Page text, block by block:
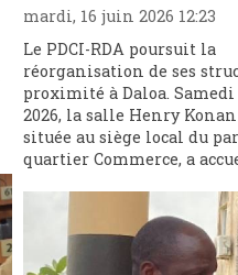
mardi, 16 juin 2026 12:23
Le PDCI-RDA poursuit la
réorganisation de ses
proximité à Daloa.
2026, la salle Henry
située au siège local du
quartier Commerce, a